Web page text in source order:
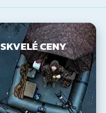
SKVELÉ CENY